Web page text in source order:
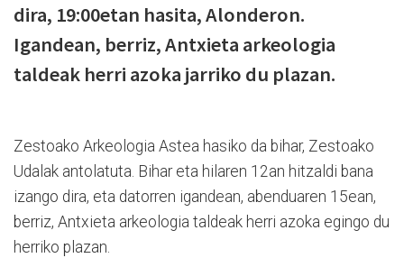
dira, 19:00etan hasita, Alonderon.
Igandean, berriz, Antxieta arkeologia
taldeak herri azoka jarriko du plazan.
Zestoako Arkeologia Astea hasiko da bihar, Zestoako
Udalak antolatuta. Bihar eta hilaren 12an hitzaldi bana
izango dira, eta datorren igandean, abenduaren 15ean,
berriz, Antxieta arkeologia taldeak herri azoka egingo du
herriko plazan.